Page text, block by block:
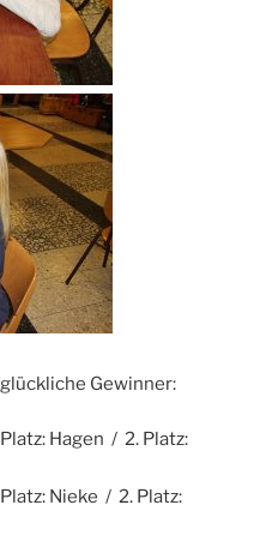
Gewinner:
Hagen / 2. Platz:
Nieke / 2. Platz: